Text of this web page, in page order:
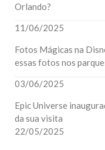
Orlando?
11/06/2025
Fotos Mágicas na
essas fotos nos
03/06/2025
Epic Universe
da sua visita
22/05/2025